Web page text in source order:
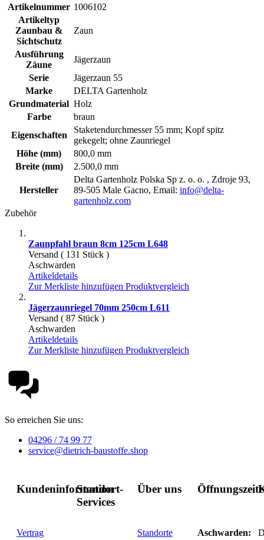
Artikelnummer 1006102
Artikeltyp
Zaunbau &
Sichtschutz
Zaun
Ausführung
Zäune
Jägerzaun
Serie
Jägerzaun 55
Marke
DELTA Gartenholz
Grundmaterial Holz
Farbe
braun
Eigenschaften
Staketendurchmesser 55 mm; Kopf spitz
gekegelt; ohne Zaunriegel
Höhe (mm)
800,0 mm
Breite (mm)
2.500,0 mm
Hersteller
Delta Gartenholz Polska Sp z. o. o. , Zdroje 93,
89-505 Male Gacno, Email: info@delta-
gartenholz.com
Zubehör
Zaunpfahl braun 8cm 125cm L648
Versand ( 131 Stück )
Aschwarden
Artikeldetails
Zur Merkliste hinzufügen Produktvergleich
Jägerzaunriegel 70mm 250cm L611
Versand ( 87 Stück )
Aschwarden
Artikeldetails
Zur Merkliste hinzufügen Produktvergleich
So erreichen Sie uns:
04296 / 74 99 77
service@dietrich-baustoffe.shop
Kundeninformation
Vertrag
Standort-
Services
Über uns
Standorte
Aschwarden: